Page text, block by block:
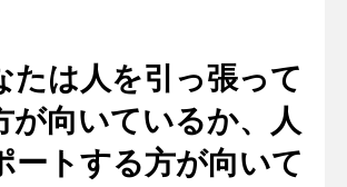
は人を引っ張って
が向いているか、人
ートする方が向いて